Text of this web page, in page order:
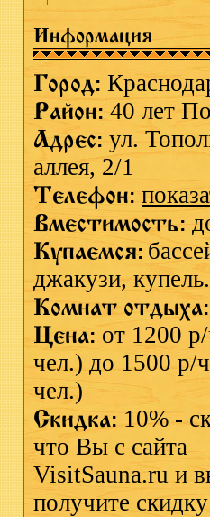
Информация
Город:
Район: 40 лет
Адрес: ул.
аллея, 2/1
Телефон:
Вместимость:
Купаемся:
джакузи, купель.
Комнат
Цена: от 1200
чел.) до 1500 р/
чел.)
Скидка: 10% -
что Вы с сайта
VisitSauna.ru и
получите